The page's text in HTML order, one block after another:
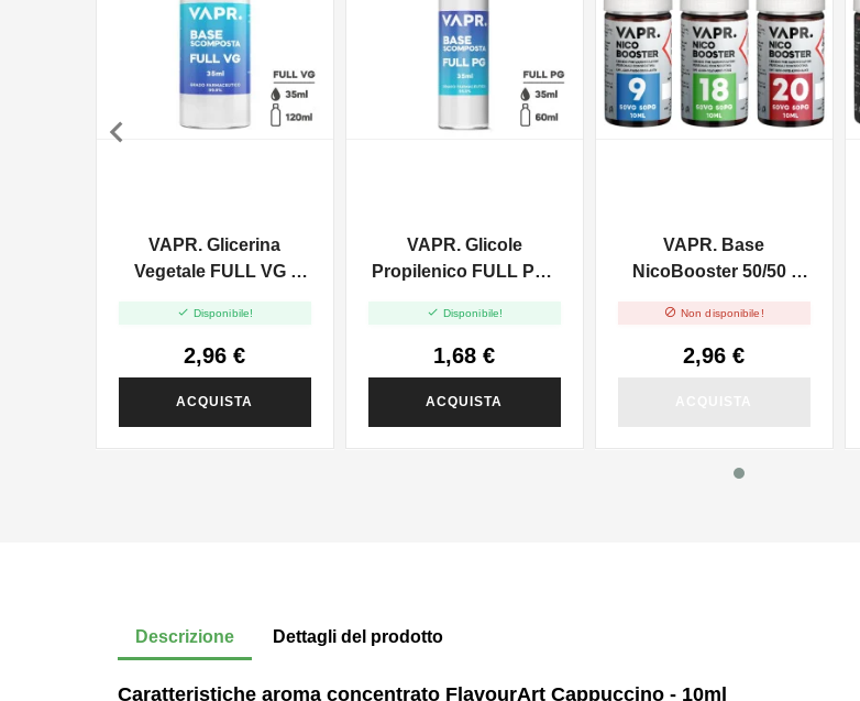
VAPR. Glicerina
Vegetale FULL VG -
 Disponibile!
2,96 €
ACQUISTA
VAPR. Glicole
Propilenico FULL PG -
 Disponibile!
1,68 €
ACQUISTA
VAPR. Base
NicoBooster 50/50 -
 Non disponibile!
2,96 €

Descrizione Dettagli del prodotto
Caratteristiche aroma concentrato FlavourArt Cappuccino - 10ml